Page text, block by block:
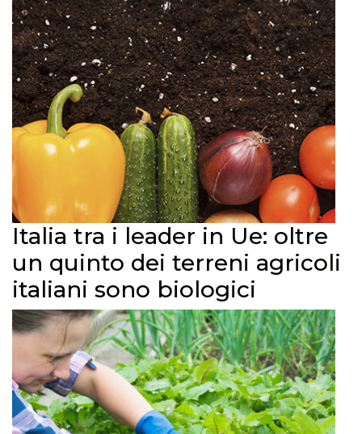
Italia tra i leader in Ue: oltre
un quinto dei terreni agricoli
italiani sono biologici